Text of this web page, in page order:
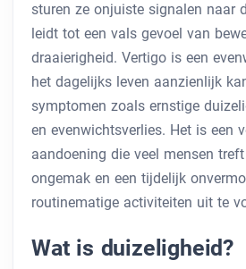
sturen ze onjuiste signalen naar
leidt tot een vals gevoel van
draaierigheid. Vertigo is een
het dagelijks leven aanzienlijk
symptomen zoals ernstige
en evenwichtsverlies. Het is een
aandoening die veel mensen
ongemak en een tijdelijk
routinematige activiteiten uit te
Wat is duizeligheid?